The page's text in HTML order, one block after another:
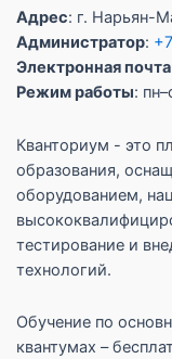
Адрес: г. Нарьян-
Администратор:
Электронная почта
Режим работы:
Кванториум - это
образования,
оборудованием,
тестирование и
технологий.
Обучение по
квантумах –